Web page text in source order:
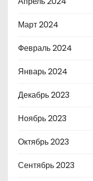
Март 2024
Февраль 2024
Январь 2024
Декабрь 2023
Ноябрь 2023
Октябрь 2023
Сентябрь 2023